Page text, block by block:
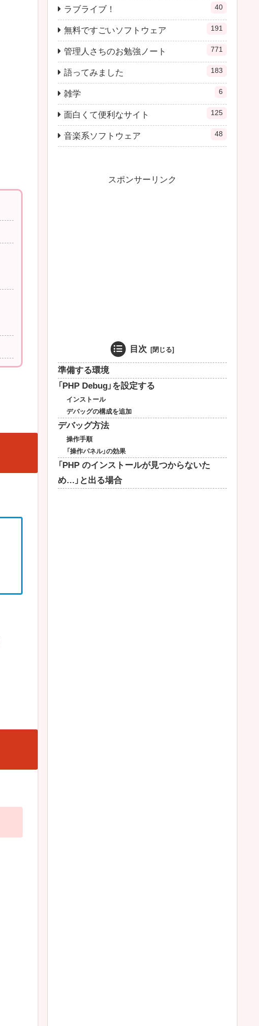
ラブライブ！ 40
無料ですごいソフトウェア 191
管理人さちのお勉強ノート 771
語ってみました 183
雑学 6
面白くて便利なサイト 125
音楽系ソフトウェア 48
スポンサーリンク
目次
準備する環境
「PHP Debug」を設定する
インストール
デバッグの構成を追加
デバッグ方法
操作手順
「操作パネル」の効果
「PHP のインストールが見つからないた
め…」と出る場合